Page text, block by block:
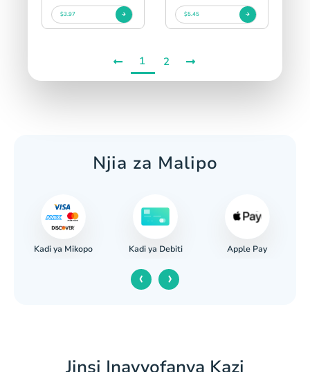
$3.97 $5.45
1 2
Njia za Malipo
Kadi ya Mikopo Kadi ya Debiti Apple Pay
‹ ›
Jinsi Inavyofanya Kazi